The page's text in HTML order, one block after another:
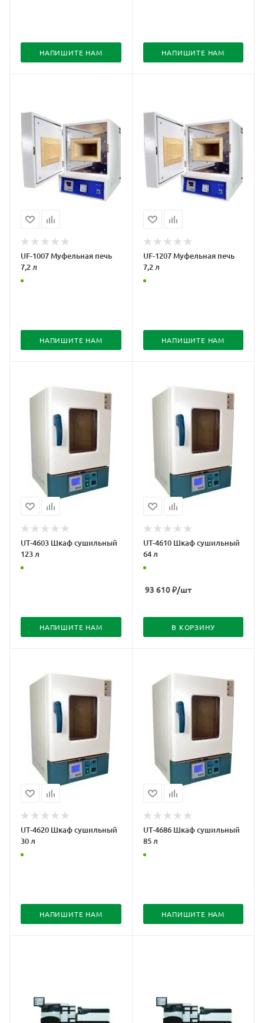
НАПИШИТЕ НАМ НАПИШИТЕ НАМ
UF-1007 Муфельная печь
7,2 л
НАПИШИТЕ НАМ
UF-1207 Муфельная печь
7,2 л
НАПИШИТЕ НАМ
UT-4603 Шкаф сушильный
123 л
НАПИШИТЕ НАМ
UT-4610 Шкаф сушильный
64 л
93 610₽/шт
В КОРЗИНУ
UT-4620 Шкаф сушильный
30 л
НАПИШИТЕ НАМ
UT-4686 Шкаф сушильный
85 л
НАПИШИТЕ НАМ